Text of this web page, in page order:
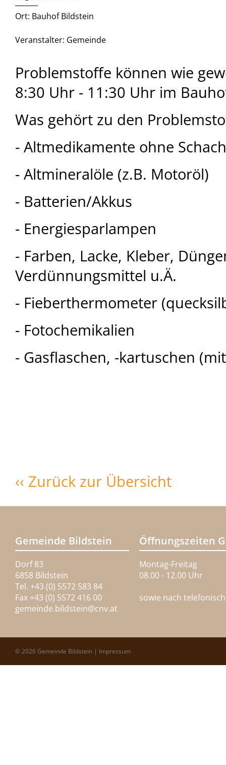
Ort: Bauhof Bildstein
Veranstalter: Gemeinde
Problemstoffe können wie
8:30 Uhr - 11:30 Uhr im
Was gehört zu den
- Altmedikamente ohne
- Altmineralöle (z.B. Motoröl)
- Batterien/Akkus
- Energiesparlampen
- Farben, Lacke, Kleber,
Verdünnungsmittel u.Ä.
- Fieberthermometer
- Fotochemikalien
- Gasflaschen, -kartuschen
‹‹ Zurück zur Übersicht
Gemeinde Bildstein
Dorf 83
6858 Bildstein
Tel. +43 (0) 5572 583 84
Fax +43 (0) 5572 416 00
gemeinde.bildstein@cnv.at
Öffnungszeiten
Montag-Freitag
08.00 - 12.00 Uhr
sowie nach
© 2026 Gemeinde Bildstein | Impressum